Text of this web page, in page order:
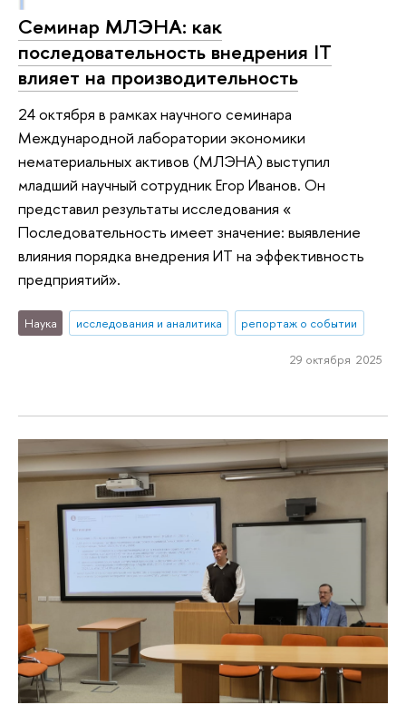
Семинар МЛЭНА: как
последовательность внедрения IT
влияет на производительность
24 октября в рамках научного семинара
Международной лаборатории экономики
нематериальных активов (МЛЭНА) выступил
младший научный сотрудник Егор Иванов. Он
представил результаты исследования «
Последовательность имеет значение: выявление
влияния порядка внедрения ИТ на эффективность
предприятий».
Наука исследования и аналитика репортаж о событии
29 октября 2025